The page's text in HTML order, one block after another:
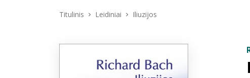
Titulinis Leidiniai Iliuzijos